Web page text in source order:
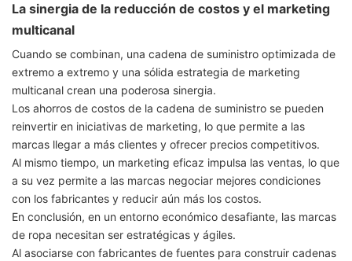
La sinergia de la reducción de costos y el marketing
multicanal
Cuando se combinan, una cadena de suministro optimizada de
extremo a extremo y una sólida estrategia de marketing
multicanal crean una poderosa sinergia.
Los ahorros de costos de la cadena de suministro se pueden
reinvertir en iniciativas de marketing, lo que permite a las
marcas llegar a más clientes y ofrecer precios competitivos.
Al mismo tiempo, un marketing eficaz impulsa las ventas, lo que
a su vez permite a las marcas negociar mejores condiciones
con los fabricantes y reducir aún más los costos.
En conclusión, en un entorno económico desafiante, las marcas
de ropa necesitan ser estratégicas y ágiles.
Al asociarse con fabricantes de fuentes para construir cadenas